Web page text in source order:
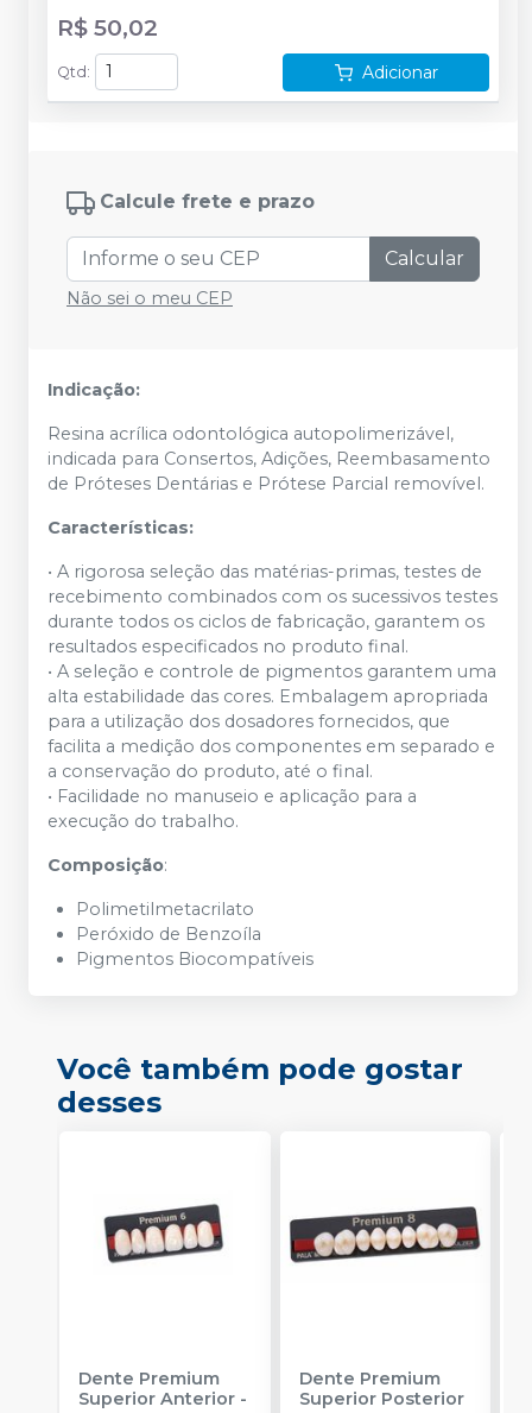
R$ 50,02
Qtd : Adicionar
Calcule frete e prazo
Calcular
Não sei o meu CEP
Indicação:
Resina acrílica odontológica autopolimerizável,
indicada para Consertos, Adições, Reembasamento
de Próteses Dentárias e Prótese Parcial removível.
Características:
• A rigorosa seleção das matérias-primas, testes de
recebimento combinados com os sucessivos testes
durante todos os ciclos de fabricação, garantem os
resultados especificados no produto final.
• A seleção e controle de pigmentos garantem uma
alta estabilidade das cores. Embalagem apropriada
para a utilização dos dosadores fornecidos, que
facilita a medição dos componentes em separado e
a conservação do produto, até o final.
• Facilidade no manuseio e aplicação para a
execução do trabalho.
Composição:
Polimetilmetacrilato
Peróxido de Benzoíla
Pigmentos Biocompatíveis
Você também pode gostar
desses
Dente Premium
Superior Anterior -
Dente Premium
Superior Posterior